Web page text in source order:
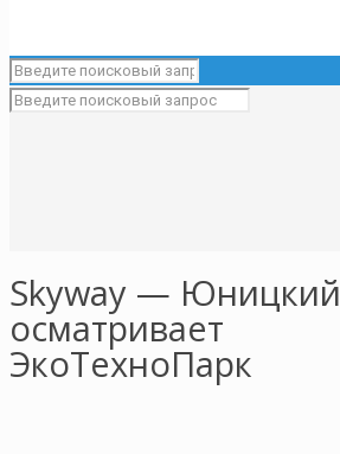
Skyway — Юницкий
осматривает
ЭкоТехноПарк